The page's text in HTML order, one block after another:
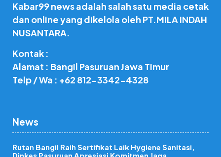
Kabar99 news adalah salah satu media cetak
dan online yang dikelola oleh PT.MILA INDAH
NUSANTARA.
Kontak :
Alamat : Bangil Pasuruan Jawa Timur
Telp / Wa : +62 812-3342-4328
News
Rutan Bangil Raih Sertifikat Laik Hygiene Sanitasi,